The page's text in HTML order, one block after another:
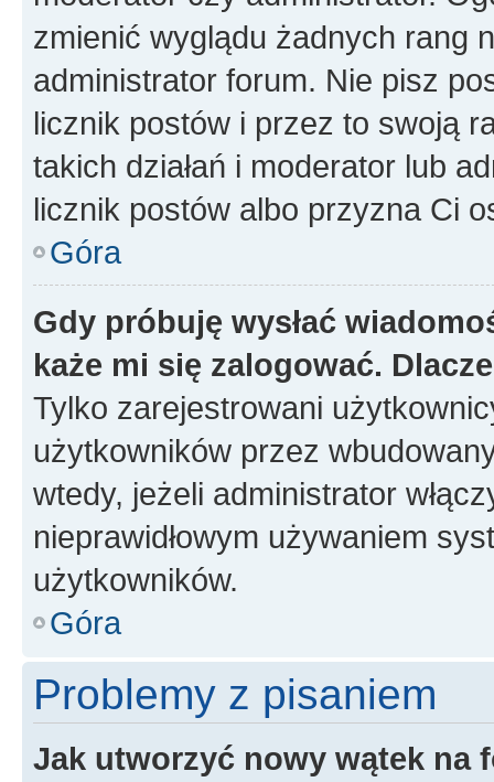
zmienić wyglądu żadnych rang
administrator forum. Nie pisz
licznik postów i przez to swoją
takich działań i moderator lub
licznik postów albo przyzna Ci
Góra
Gdy próbuję wysłać
każe mi się zalogować.
Tylko zarejestrowani
użytkowników przez
wtedy, jeżeli administrator
nieprawidłowym używaniem
użytkowników.
Góra
Problemy z pisaniem
Jak utworzyć nowy wątek na